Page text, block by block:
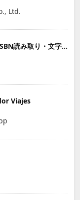
Ltd.
ISBNマネージャー(本のISBN読み取り・文字認識)
Viajes